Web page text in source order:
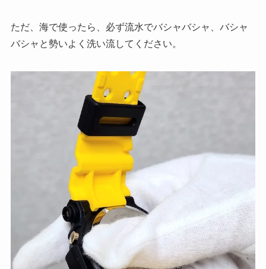
ただ、海で使ったら、必ず流水でバシャバシャ、バシャ
バシャと勢いよく洗い流してください。